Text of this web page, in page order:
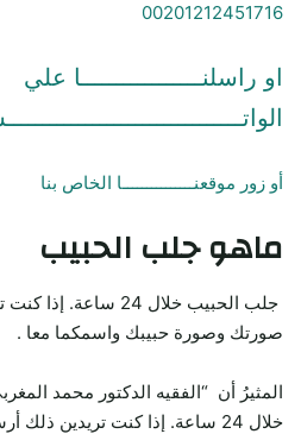
00201212451716
او راسلنـــــــــــــــــا علي
أو زور موقعنـــــــــــــــا الخاص بنا
ماهو جلب الحبيب
جلب الحبيب خلال 24
صورتك وصورة حبيبك واسمكما معا .
المثيرُ أن “الفقيه الدكتور محمد
خلال 24 ساعة. إذا كنت تريدين